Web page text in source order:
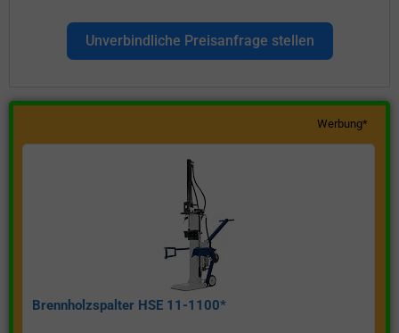
Unverbindliche Preisanfrage stellen
Werbung*
Brennholzspalter HSE 11-1100*